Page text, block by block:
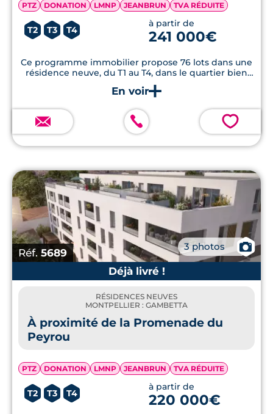
PTZ DONATION LMNP JEANBRUN TVA RÉDUITE
T2 T3 T4
à partir de
241 000€
Ce programme immobilier propose 76 lots dans une
résidence neuve, du T1 au T4, dans le quartier bien
desservi Près d'Arènes.
💗
Réf. 5689 3 photos
📷
Déjà livré !
RÉSIDENCES NEUVES
MONTPELLIER : GAMBETTA
À proximité de la Promenade du
Peyrou
PTZ DONATION LMNP JEANBRUN TVA RÉDUITE
T2 T3 T4
à partir de
220 000€